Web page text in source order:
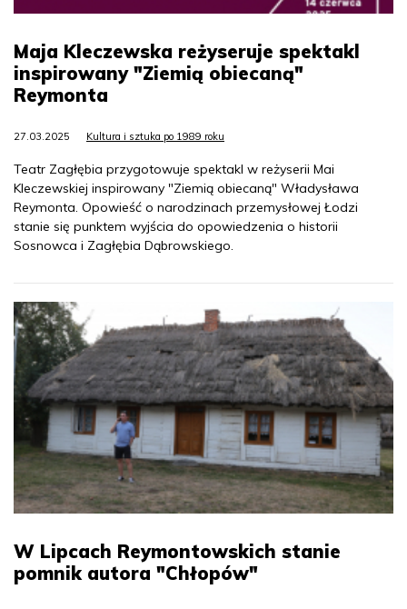
Maja Kleczewska reżyseruje spektakl
inspirowany "Ziemią obiecaną"
Reymonta
27.03.2025 Kultura i sztuka po 1989 roku
Teatr Zagłębia przygotowuje spektakl w reżyserii Mai
Kleczewskiej inspirowany "Ziemią obiecaną" Władysława
Reymonta. Opowieść o narodzinach przemysłowej Łodzi
stanie się punktem wyjścia do opowiedzenia o historii
Sosnowca i Zagłębia Dąbrowskiego.
W Lipcach Reymontowskich stanie
pomnik autora "Chłopów"